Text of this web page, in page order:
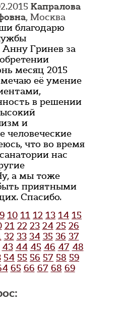
Капралова
, Москва
благодарю
Гринев за
месяц 2015
её умение
в решении
и
человеческие
что во время
нас
а мы тоже
приятными
Спасибо.
9 10 11 12 13 14 15
21 22 23 24 25 26
32 33 34 35 36 37
43 44 45 46 47 48
54 55 56 57 58 59
65 66 67 68 69